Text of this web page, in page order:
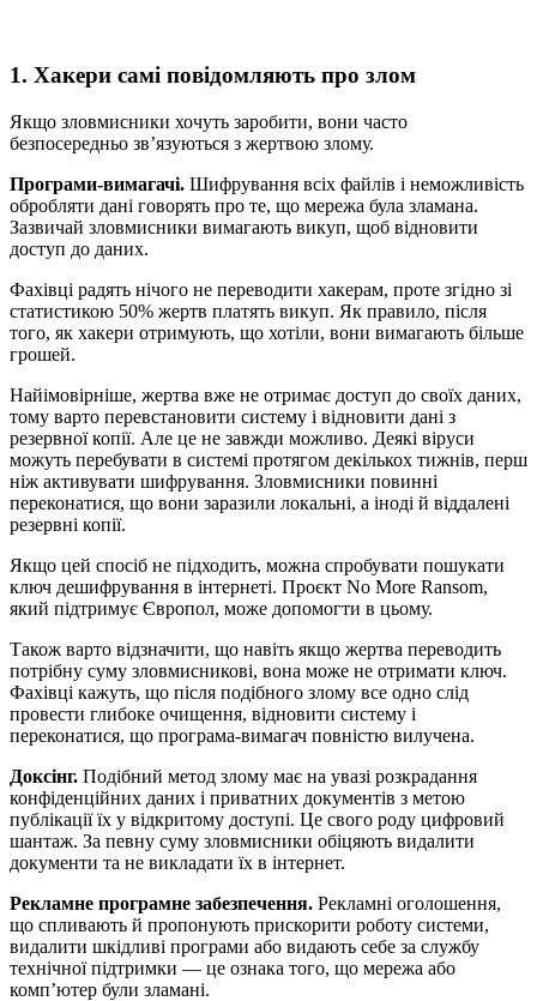
1. Хакери самі повідомляють про злом
Якщо зловмисники хочуть заробити, вони часто
безпосередньо зв’язуються з жертвою злому.
Програми-вимагачі. Шифрування всіх файлів і неможливість
обробляти дані говорять про те, що мережа була зламана.
Зазвичай зловмисники вимагають викуп, щоб відновити
доступ до даних.
Фахівці радять нічого не переводити хакерам, проте згідно зі
статистикою 50% жертв платять викуп. Як правило, після
того, як хакери отримують, що хотіли, вони вимагають більше
грошей.
Найімовірніше, жертва вже не отримає доступ до своїх даних,
тому варто перевстановити систему і відновити дані з
резервної копії. Але це не завжди можливо. Деякі віруси
можуть перебувати в системі протягом декількох тижнів, перш
ніж активувати шифрування. Зловмисники повинні
переконатися, що вони заразили локальні, а іноді й віддалені
резервні копії.
Якщо цей спосіб не підходить, можна спробувати пошукати
ключ дешифрування в інтернеті. Проєкт No More Ransom,
який підтримує Європол, може допомогти в цьому.
Також варто відзначити, що навіть якщо жертва переводить
потрібну суму зловмисникові, вона може не отримати ключ.
Фахівці кажуть, що після подібного злому все одно слід
провести глибоке очищення, відновити систему і
переконатися, що програма-вимагач повністю вилучена.
Доксінг. Подібний метод злому має на увазі розкрадання
конфіденційних даних і приватних документів з метою
публікації їх у відкритому доступі. Це свого роду цифровий
шантаж. За певну суму зловмисники обіцяють видалити
документи та не викладати їх в інтернет.
Рекламне програмне забезпечення. Рекламні оголошення,
що спливають й пропонують прискорити роботу системи,
видалити шкідливі програми або видають себе за службу
технічної підтримки — це ознака того, що мережа або
комп’ютер були зламані.